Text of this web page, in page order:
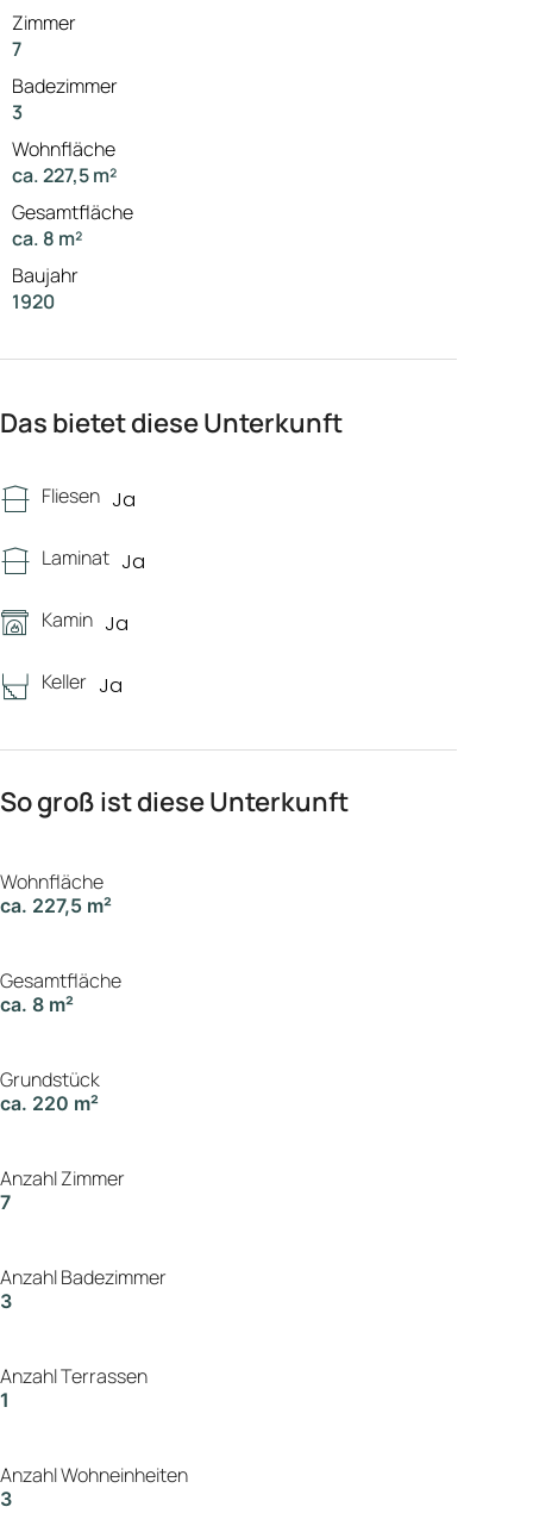
Zimmer
7
Badezimmer
3
Wohnfläche
ca. 227,5 m²
Gesamtfläche
ca. 8 m²
Baujahr
1920
Das bietet diese Unterkunft
Fliesen Ja
Laminat Ja
Kamin Ja
Keller Ja
So groß ist diese Unterkunft
Wohnfläche
ca. 227,5 m²
Gesamtfläche
ca. 8 m²
Grundstück
ca. 220 m²
Anzahl Zimmer
7
Anzahl Badezimmer
3
Anzahl Terrassen
1
Anzahl Wohneinheiten
3